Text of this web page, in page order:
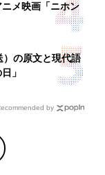
メ映画「ニホン
の原文と現代語
」
by